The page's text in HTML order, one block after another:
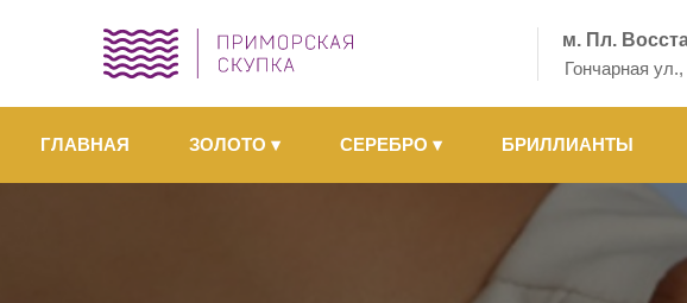
м. Пл.
Гончарная
ГЛАВНАЯ ЗОЛОТО ▾ СЕРЕБРО ▾ БРИЛЛИАНТЫ